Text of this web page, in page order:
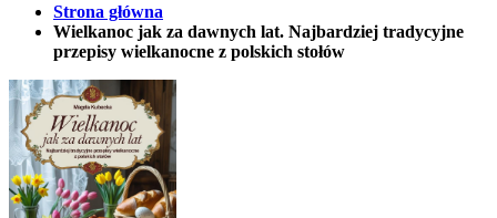
Strona główna
Wielkanoc jak za dawnych lat. Najbardziej tradycyjne
przepisy wielkanocne z polskich stołów